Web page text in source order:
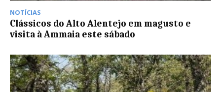
NOTÍCIAS
Clássicos do Alto Alentejo em magusto e
visita à Ammaia este sábado